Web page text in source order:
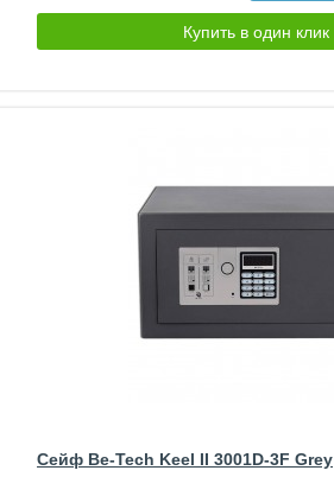
Купить в один клик
Сейф Be-Tech Keel II 3001D-3F Grey